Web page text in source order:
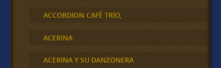
ACCORDION CAFÉ TRÍO,
ACERINA
ACERINA Y SU DANZONERA